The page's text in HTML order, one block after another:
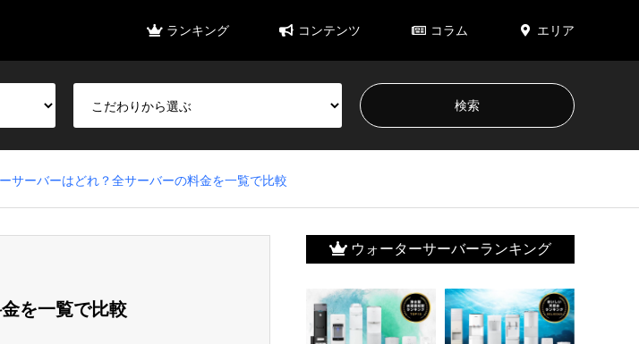
ランキング コンテンツ コラム エリア
サーバーはどれ？全サーバーの料金を一覧で比較
を一覧で比較
ウォーターサーバーランキング